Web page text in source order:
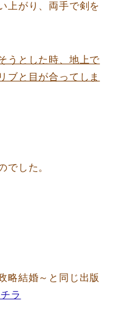
上がり、両手で剣を
うとした時、地上で
ブと目が合ってしま
でした。
略結婚～と同じ出版
ラ